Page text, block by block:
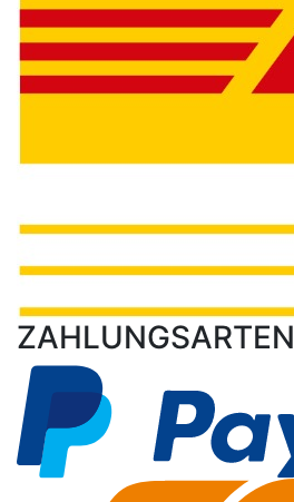
ZAHLUNGSARTEN